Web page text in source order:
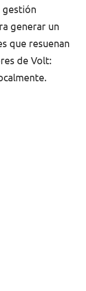
gestión
generar un
que resuenan
de Volt: